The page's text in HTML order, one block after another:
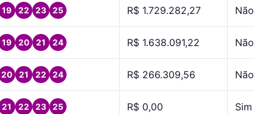
19 22 23 25 R$ 1.729.282,27 Não
19 20 21 24 R$ 1.638.091,22 Não
20 21 22 24 R$ 266.309,56 Não
21 22 23 25 R$ 0,00 Sim